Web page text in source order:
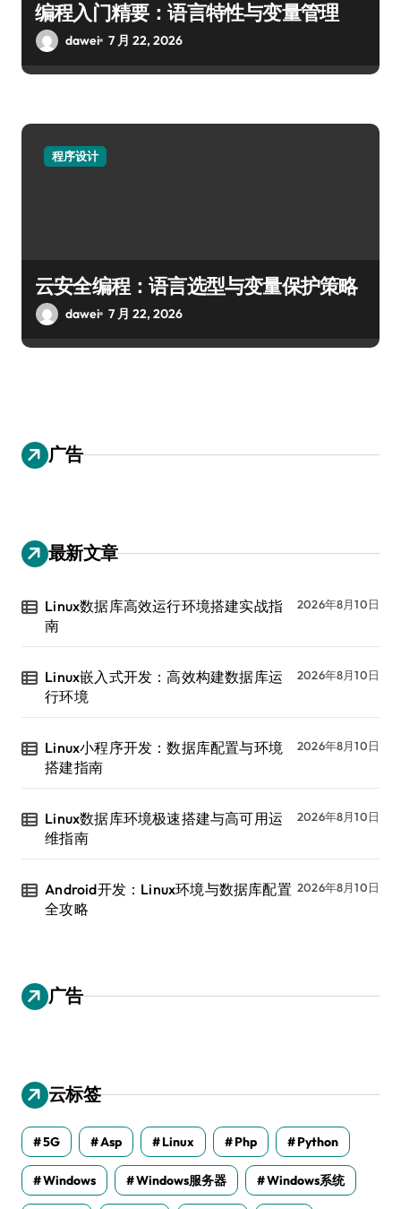
编程入门精要：语言特性与变量管理
dawei 7 月 22, 2026
程序设计
云安全编程：语言选型与变量保护策略
dawei 7 月 22, 2026
广告
最新文章
Linux数据库高效运行环境搭建实战指
南
2026年8月10日
Linux嵌入式开发：高效构建数据库运
行环境
2026年8月10日
Linux小程序开发：数据库配置与环境
搭建指南
2026年8月10日
Linux数据库环境极速搭建与高可用运
维指南
2026年8月10日
Android开发：Linux环境与数据库配置
全攻略
2026年8月10日
广告
云标签
5G Asp Linux Php Python
Windows Windows服务器 Windows系统